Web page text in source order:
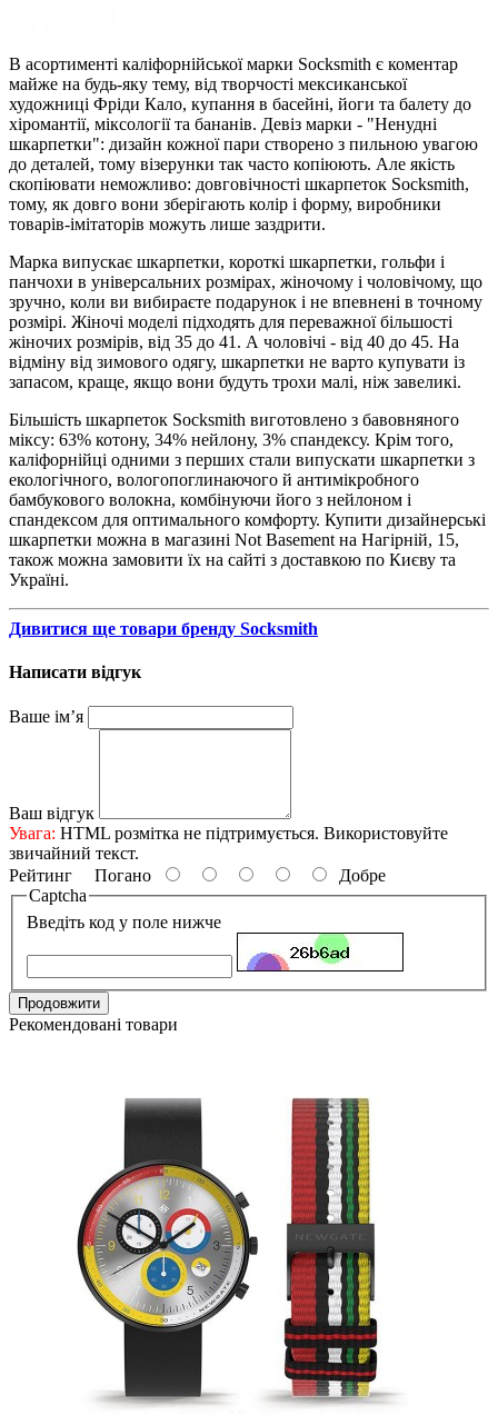
В асортименті каліфорнійської марки Socksmith є коментар
майже на будь-яку тему, від творчості мексиканської
художниці Фріди Кало, купання в басейні, йоги та балету до
хіромантії, міксології та бананів. Девіз марки - "Ненудні
шкарпетки": дизайн кожної пари створено з пильною увагою
до деталей, тому візерунки так часто копіюють. Але якість
скопіювати неможливо: довговічності шкарпеток Socksmith,
тому, як довго вони зберігають колір і форму, виробники
товарів-імітаторів можуть лише заздрити.
Марка випускає шкарпетки, короткі шкарпетки, гольфи і
панчохи в універсальних розмірах, жіночому і чоловічому, що
зручно, коли ви вибираєте подарунок і не впевнені в точному
розмірі. Жіночі моделі підходять для переважної більшості
жіночих розмірів, від 35 до 41. А чоловічі - від 40 до 45. На
відміну від зимового одягу, шкарпетки не варто купувати із
запасом, краще, якщо вони будуть трохи малі, ніж завеликі.
Більшість шкарпеток Socksmith виготовлено з бавовняного
міксу: 63% котону, 34% нейлону, 3% спандексу. Крім того,
каліфорнійці одними з перших стали випускати шкарпетки з
екологічного, вологопоглинаючого й антимікробного
бамбукового волокна, комбінуючи його з нейлоном і
спандексом для оптимального комфорту. Купити дизайнерські
шкарпетки можна в магазині Not Basement на Нагірній, 15,
також можна замовити їх на сайті з доставкою по Києву та
Україні.
Дивитися ще товари бренду Socksmith
Написати відгук
Ваше ім’я
Ваш відгук
Увага: HTML розмітка не підтримується. Використовуйте
звичайний текст.
Рейтинг Погано
Добре
Captcha
Введіть код у поле нижче
Продовжити
Рекомендовані товари